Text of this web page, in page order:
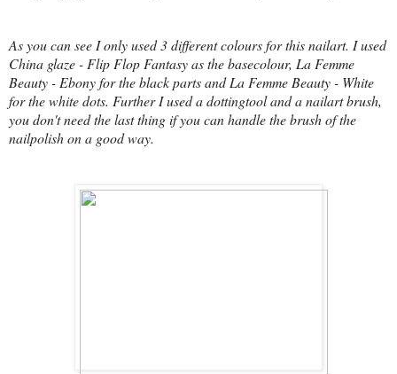
As you can see I only used 3 different colours for this nailart. I used
China glaze - Flip Flop Fantasy as the basecolour, La Femme
Beauty - Ebony for the black parts and La Femme Beauty - White
for the white dots. Further I used a dottingtool and a nailart brush,
you don't need the last thing if you can handle the brush of the
nailpolish on a good way.